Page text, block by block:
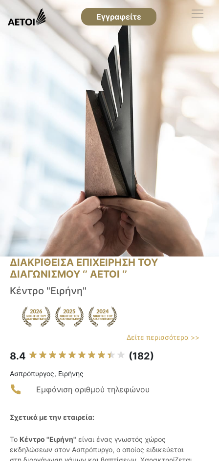
Εγγραφείτε
ΔΙΑΚΡΙΘΕΙΣΑ ΕΠΙΧΕΙΡΗΣΗ ΤΟΥ
ΔΙΑΓΩΝΙΣΜΟΥ ‘’ ΑΕΤΟΙ ‘’
Κέντρο "Ειρήνη"
Δείτε περισσότερα >>
8.4 (182)
Ασπρόπυργος, Ειρήνης
Εμφάνιση αριθμού τηλεφώνου
Σχετικά με την εταιρεία:
Το Κέντρο "Ειρήνη" είναι ένας γνωστός χώρος
εκδηλώσεων στον Ασπρόπυργο, ο οποίος ειδικεύεται